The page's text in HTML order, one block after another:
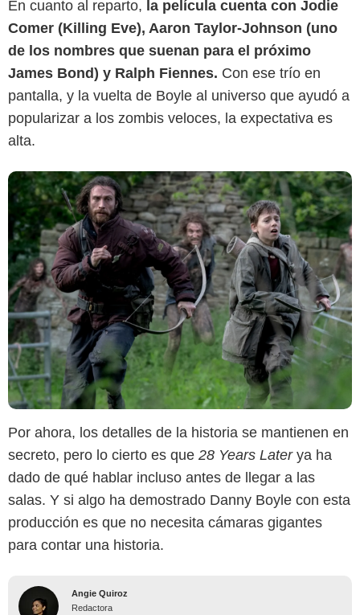
En cuanto al reparto, la película cuenta con Jodie
Comer (Killing Eve), Aaron Taylor-Johnson (uno
de los nombres que suenan para el próximo
James Bond) y Ralph Fiennes. Con ese trío en
pantalla, y la vuelta de Boyle al universo que ayudó a
popularizar a los zombis veloces, la expectativa es
alta.
Por ahora, los detalles de la historia se mantienen en
secreto, pero lo cierto es que 28 Years Later ya ha
dado de qué hablar incluso antes de llegar a las
salas. Y si algo ha demostrado Danny Boyle con esta
producción es que no necesita cámaras gigantes
para contar una historia.
Angie Quiroz
Redactora